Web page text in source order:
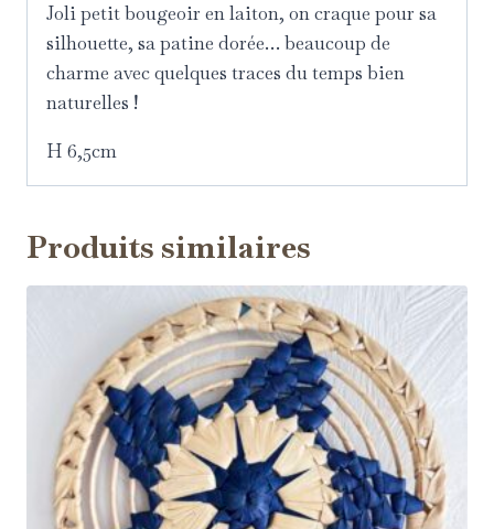
Joli petit bougeoir en laiton, on craque pour sa
silhouette, sa patine dorée… beaucoup de
charme avec quelques traces du temps bien
naturelles !
H 6,5cm
Produits similaires